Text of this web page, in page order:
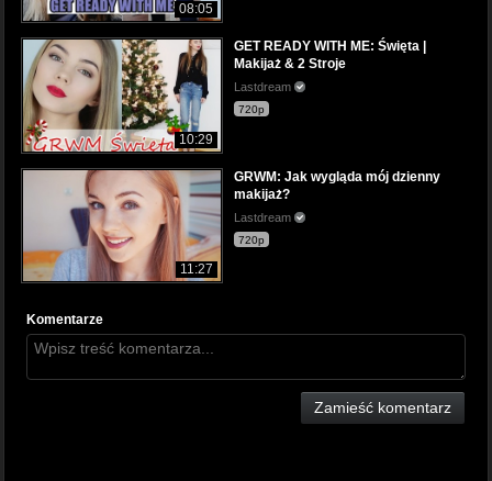
08:05
10:29
GET READY WITH ME: Święta |
Makijaż & 2 Stroje
Lastdream
720p
11:27
GRWM: Jak wygląda mój dzienny
makijaż?
Lastdream
720p
Komentarze
Zamieść komentarz